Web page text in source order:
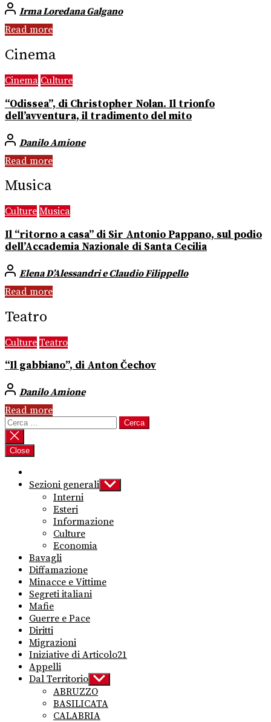
Irma Loredana Galgano
Read more
Cinema
Cinema Culture
“Odissea”, di Christopher Nolan. Il trionfo
dell’avventura, il tradimento del mito
Danilo Amione
Read more
Musica
Culture Musica
Il “ritorno a casa” di Sir Antonio Pappano, sul podio
dell’Accademia Nazionale di Santa Cecilia
Elena D’Alessandri e Claudio Filippello
Read more
Teatro
Culture Teatro
“Il gabbiano”, di Anton Čechov
Danilo Amione
Read more
Ricerca
per:
Close
Sezioni generali Show
sub
Interni
Esteri
Informazione
Culture
Economia
Bavagli
Diffamazione
Minacce e Vittime
Segreti italiani
Mafie
Guerre e Pace
Diritti
Migrazioni
Iniziative di Articolo21
Appelli
Dal Territorio Show
sub
menu
ABRUZZO
BASILICATA
CALABRIA